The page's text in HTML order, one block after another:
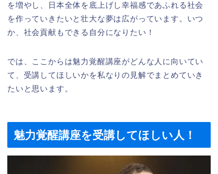
を増やし、日本全体を底上げし幸福感であふれる社会
を作っていきたいと壮大な夢は広がっています。いつ
か、社会貢献もできる自分になりたい！
では、ここからは魅力覚醒講座がどんな人に向いてい
て、受講してほしいかを私なりの見解でまとめていき
たいと思います。
魅力覚醒講座を受講してほしい人！